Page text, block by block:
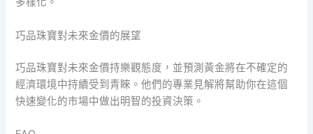
巧品珠寶對未來金價的展望
巧品珠寶對未來金價持樂觀態度，並預測黃金將在不確定的
經濟環境中持續受到青睞。他們的專業見解將幫助你在這個
快速變化的市場中做出明智的投資決策。